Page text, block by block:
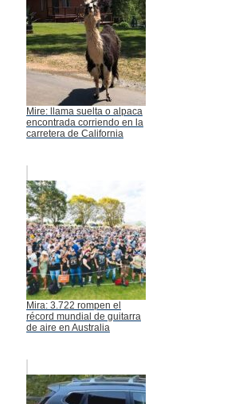
Mire: llama suelta o alpaca
encontrada corriendo en la
carretera de California
Mira: 3.722 rompen el
récord mundial de guitarra
de aire en Australia